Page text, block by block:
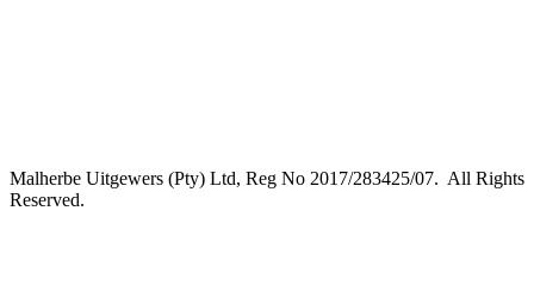
Malherbe Uitgewers (Pty) Ltd, Reg No 2017/283425/07. All Rights
Reserved.